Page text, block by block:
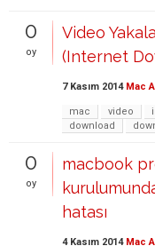
0
oy
Video
(Internet
7 Kasım 2014 Mac
mac video
download
0
oy
macbook
hatası
4 Kasım 2014 Mac